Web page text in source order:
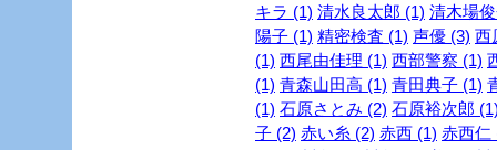
キラ (1) 清水良太郎 (1) 清木場
陽子 (1) 精密検査 (1) 声優 (3) 西
(1) 西尾由佳理 (1) 西部警察 (1)
(1) 青森山田高 (1) 青田典子 (1)
(1) 石原さとみ (2) 石原裕次郎
子 (2) 赤い糸 (2) 赤西 (1) 赤西仁